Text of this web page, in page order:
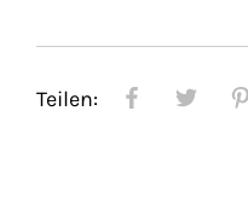
Teilen: